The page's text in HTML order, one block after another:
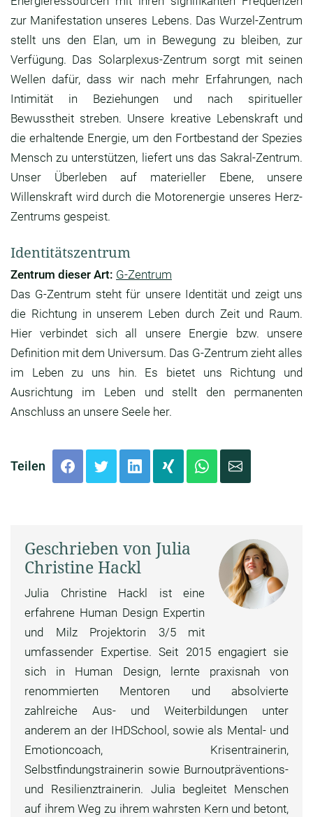
zur Manifestation unseres Lebens. Das Wurzel-Zentrum
stellt uns den Elan, um in Bewegung zu bleiben, zur
Verfügung. Das Solarplexus-Zentrum sorgt mit seinen
Wellen dafür, dass wir nach mehr Erfahrungen, nach
Intimität in Beziehungen und nach spiritueller
Bewusstheit streben. Unsere kreative Lebenskraft und
die erhaltende Energie, um den Fortbestand der Spezies
Mensch zu unterstützen, liefert uns das Sakral-Zentrum.
Unser Überleben auf materieller Ebene, unsere
Willenskraft wird durch die Motorenergie unseres Herz-
Zentrums gespeist.
Identitätszentrum
Zentrum dieser Art: G-Zentrum
Das G-Zentrum steht für unsere Identität und zeigt uns
die Richtung in unserem Leben durch Zeit und Raum.
Hier verbindet sich all unsere Energie bzw. unsere
Definition mit dem Universum. Das G-Zentrum zieht alles
im Leben zu uns hin. Es bietet uns Richtung und
Ausrichtung im Leben und stellt den permanenten
Anschluss an unsere Seele her.
Teilen
Geschrieben von Julia
Christine Hackl
Julia Christine Hackl ist eine
erfahrene Human Design Expertin
und Milz Projektorin 3/5 mit
umfassender Expertise. Seit 2015 engagiert sie
sich in Human Design, lernte praxisnah von
renommierten Mentoren und absolvierte
zahlreiche Aus- und Weiterbildungen unter
anderem an der IHDSchool, sowie als Mental- und
Emotioncoach, Krisentrainerin,
Selbstfindungstrainerin sowie Burnoutpräventions-
und Resilienztrainerin. Julia begleitet Menschen
auf ihrem Weg zu ihrem wahrsten Kern und betont,